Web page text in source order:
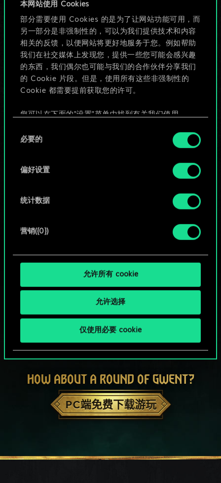
本网站使用 Cookies
部分需要使用 Cookies 的是为了让网站功能可用，而
另一部分是非强制性的，可以为我们提供技术和内容
相关的反馈，以便网站将更好地服务于您。例如帮助
我们在社交媒体上发现您，提供一些您可能会感兴趣
的东西，我们偶尔也可能与我们的合作伙伴分享我们
的 Cookie 片段。但是，使用所有这些非强制性的
Cookie 都需要提前获取您的许可。
您可以在下面的"设置"菜单中找到有关我们使用
好。一旦您了解了其中的内容并准备好继续，请点
必要的
偏好设置
统计数据
营销({0})
允许所有 cookie
允许选择
仅使用必要 cookie
目前只是分享了一套
牌，但能做的不止这
些！
给牌组命名并撰写攻略
HOW ABOUT A ROUND OF GWENT?
PC端免费下载游玩